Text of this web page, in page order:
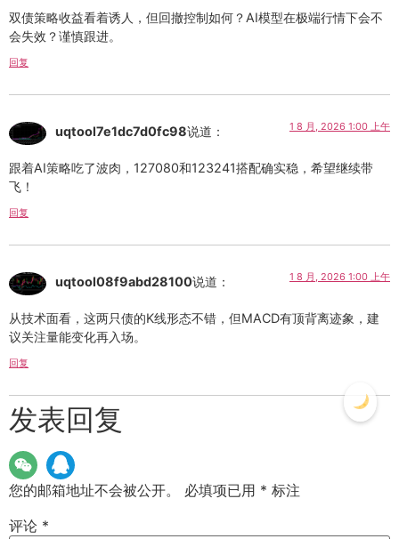
双债策略收益看着诱人，但回撤控制如何？AI模型在极端行情下会不
会失效？谨慎跟进。
回复
uqtool7e1dc7d0fc98说道： 1 8 月, 2026 1:00 上午
跟着AI策略吃了波肉，127080和123241搭配确实稳，希望继续带
飞！
回复
uqtool08f9abd28100说道： 1 8 月, 2026 1:00 上午
从技术面看，这两只债的K线形态不错，但MACD有顶背离迹象，建
议关注量能变化再入场。
回复
发表回复
您的邮箱地址不会被公开。 必填项已用 * 标注
评论 *